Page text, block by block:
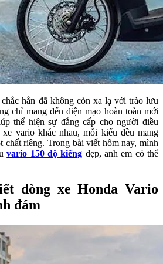
hẳn đã không còn xa lạ với trào lưu
chỉ mang đến diện mạo hoàn toàn mới
thể hiện sự đẳng cấp cho người điều
vario khác nhau, mỗi kiểu đều mang
chất riêng. Trong bài viết hôm nay, mình
vario 150 độ kiểng đẹp, anh em có thể
dòng xe Honda Vario
đám